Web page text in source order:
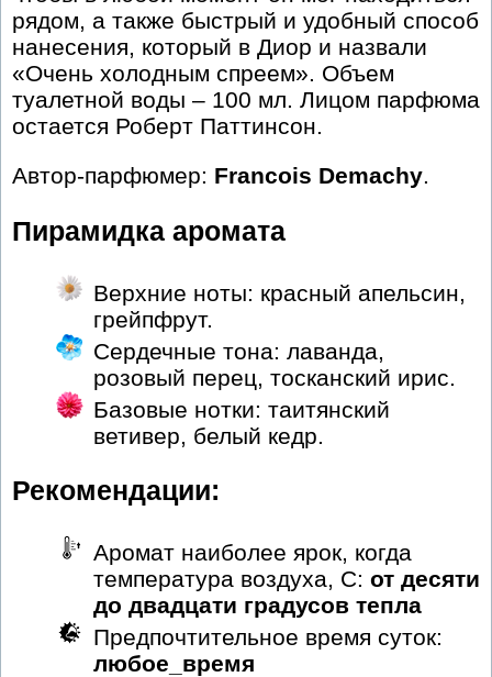
рядом, а также быстрый и удобный способ
нанесения, который в Диор и назвали
«Очень холодным спреем». Объем
туалетной воды – 100 мл. Лицом парфюма
остается Роберт Паттинсон.
Автор-парфюмер: Francois Demachy.
Пирамидка аромата
Верхние ноты: красный апельсин,
грейпфрут.
Сердечные тона: лаванда,
розовый перец, тосканский ирис.
Базовые нотки: таитянский
ветивер, белый кедр.
Рекомендации:
Аромат наиболее ярок, когда
температура воздуха, С: от десяти
до двадцати градусов тепла
Предпочтительное время суток:
любое_время